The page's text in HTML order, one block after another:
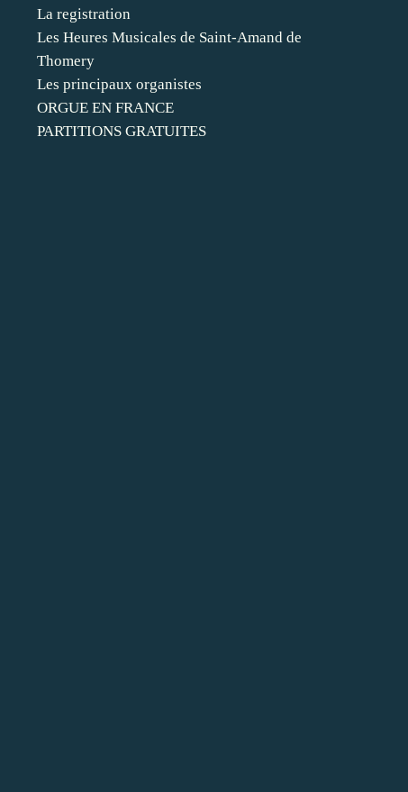
La registration
Les Heures Musicales de Saint-Amand de
Thomery
Les principaux organistes
ORGUE EN FRANCE
PARTITIONS GRATUITES